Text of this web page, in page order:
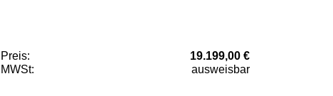
Preis:
19.199,00 €
MWSt:
ausweisbar